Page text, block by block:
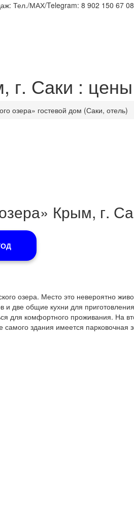
Тел./МАХ/Telegram: 8 902 150 67
г. Саки :
озера» гостевой дом (Саки, отель)
Крым, г.
озера. Место это невероятно
и две общие кухни для
для комфортного проживания. На
здания имеется парковочная